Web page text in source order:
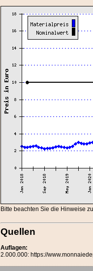
Bitte beachten Sie die Hinweise
Quellen
Auflagen:
2.000.000: https://